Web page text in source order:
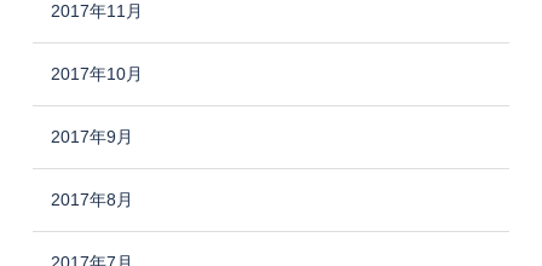
2017年11月
2017年10月
2017年9月
2017年8月